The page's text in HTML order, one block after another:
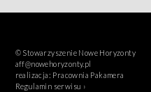
© Stowarzyszenie Nowe Horyzonty
aff@nowehoryzonty.pl
realizacja: Pracownia Pakamera
Regulamin serwisu ›